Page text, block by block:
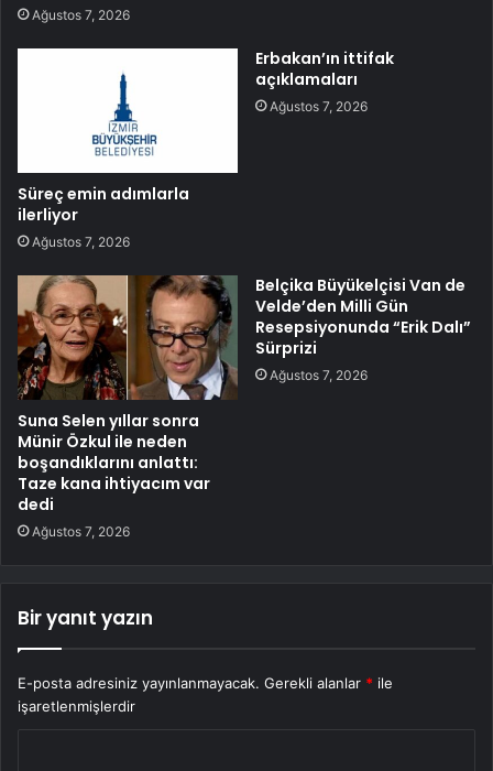
Ağustos 7, 2026
Süreç emin adımlarla
ilerliyor
Ağustos 7, 2026
Erbakan’ın ittifak
açıklamaları
Ağustos 7, 2026
Suna Selen yıllar sonra
Münir Özkul ile neden
boşandıklarını anlattı:
Taze kana ihtiyacım var
dedi
Ağustos 7, 2026
Belçika Büyükelçisi Van de
Velde’den Milli Gün
Resepsiyonunda “Erik Dalı”
Sürprizi
Ağustos 7, 2026
Bir yanıt yazın
E-posta adresiniz yayınlanmayacak. Gerekli alanlar * ile
işaretlenmişlerdir